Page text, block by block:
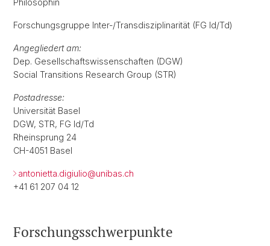
Philosophin
Forschungsgruppe Inter-/Transdisziplinarität (FG Id/Td)
Angegliedert am:
Dep. Gesellschaftswissenschaften (DGW)
Social Transitions Research Group (STR)
Postadresse:
Universität Basel
DGW, STR, FG Id/Td
Rheinsprung 24
CH-4051 Basel
antonietta.digiulio@unibas.ch
+41 61 207 04 12
Forschungsschwerpunkte